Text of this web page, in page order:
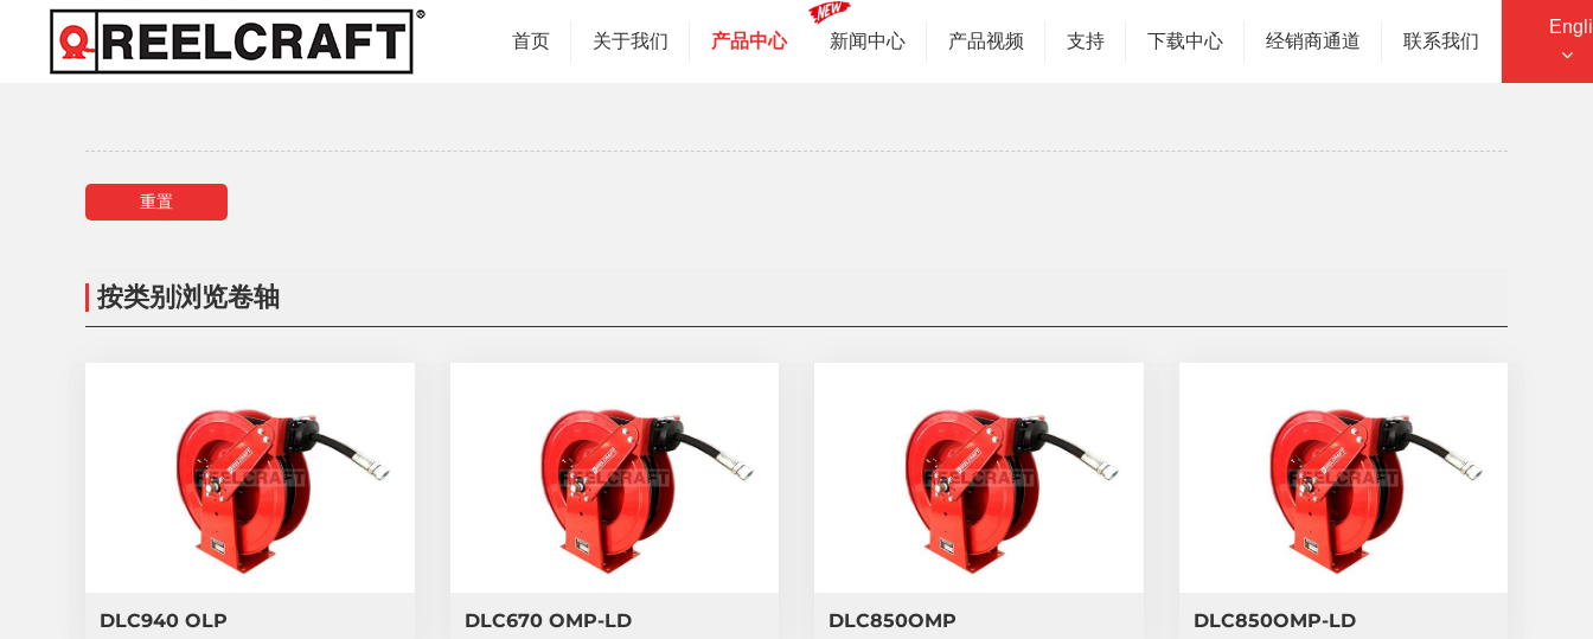
首页 关于我们 产品中心 新闻中心 产品视频 支持 下载中心 经销商通道 联系我们
您的位置：主页 产品中心 按类别浏览卷轴
重置
按类别浏览卷轴
DLC940 OLP DLC670 OMP-LD DLC850OMP DLC850OMP-LD